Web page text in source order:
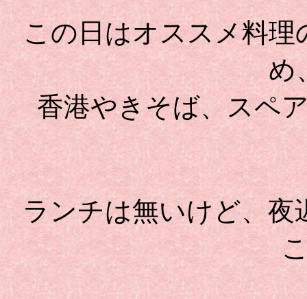
この日はオススメ料
め
香港やきそば、スペ
ランチは無いけど、